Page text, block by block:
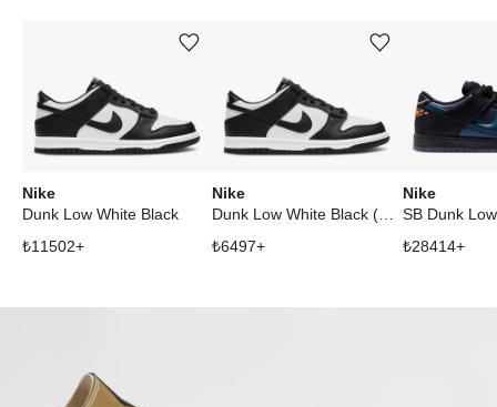
Nike
Dunk Low White Black
₺11502+
Ürünü istek listesine ekle veya listeden çıkar
Nike
₺6497+
Ürünü istek listesine ekle veya listeden çıkar
Nike
₺28414+